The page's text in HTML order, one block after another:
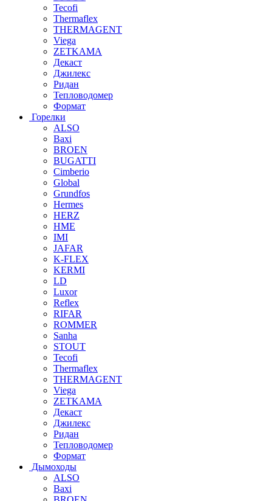
Tecofi
Thermaflex
THERMAGENT
Viega
ZETKAMA
Декаст
Джилекс
Ридан
Тепловодомер
Формат
Горелки
ALSO
Baxi
BROEN
BUGATTI
Cimberio
Global
Grundfos
Hermes
HERZ
HME
IMI
JAFAR
K-FLEX
KERMI
LD
Luxor
Reflex
RIFAR
ROMMER
Sanha
STOUT
Tecofi
Thermaflex
THERMAGENT
Viega
ZETKAMA
Декаст
Джилекс
Ридан
Тепловодомер
Формат
Дымоходы
ALSO
Baxi